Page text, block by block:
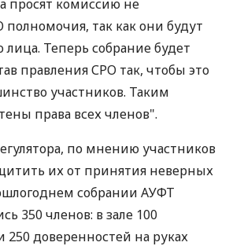
просят комиссию не
полномочия, так как они будут
лица. Теперь собрание будет
правления СРО так, чтобы это
участников. Таким
права всех членов".
по мнению участников
их от принятия неверных
собрании АУФТ
350 членов: в зале 100
250 доверенностей на руках